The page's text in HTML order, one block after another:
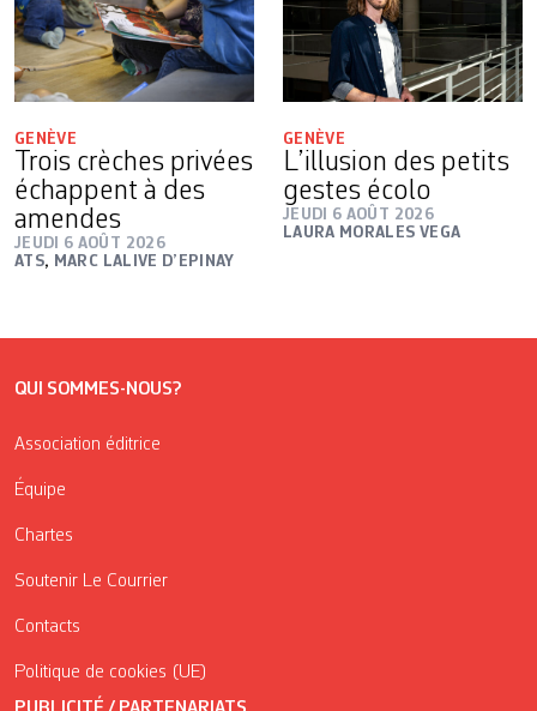
GENÈVE
Trois crèches privées
échappent à des
amendes
JEUDI 6 AOÛT 2026
ATS, MARC LALIVE D’EPINAY
GENÈVE
L’illusion des petits
gestes écolo
JEUDI 6 AOÛT 2026
LAURA MORALES VEGA
QUI SOMMES-NOUS?
Association éditrice
Équipe
Chartes
Soutenir Le Courrier
Contacts
Politique de cookies (UE)